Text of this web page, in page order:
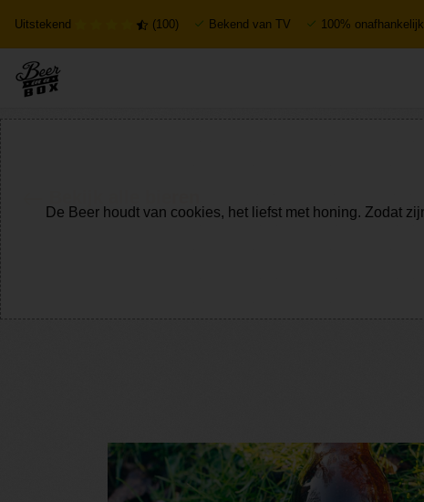
Uitstekend (100) Bekend van TV 100% onafhankelijk
De Beer houdt van cookies, het liefst met honing. Zodat